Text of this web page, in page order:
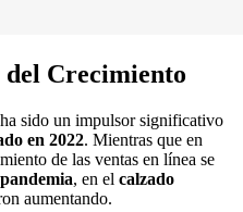
Crecimiento
ha sido un impulsor significativo
en 2022. Mientras que en
de las ventas en línea se
pandemia, en el calzado
aumentando.